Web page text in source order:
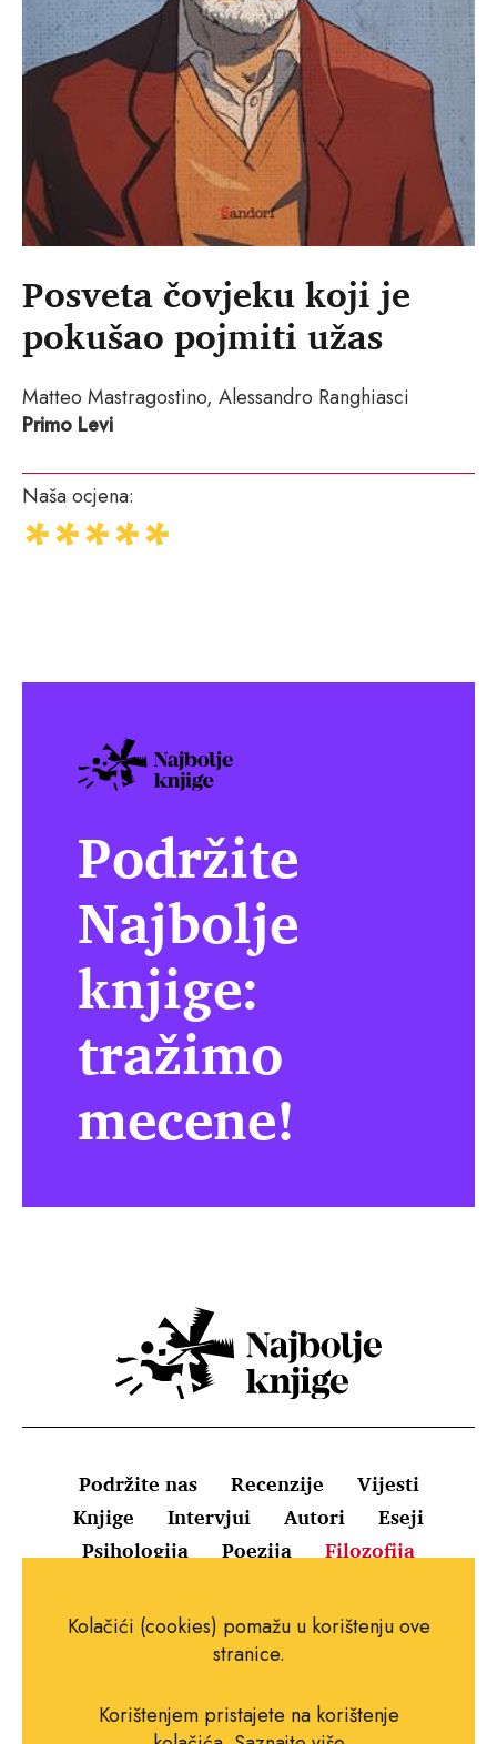
Posveta čovjeku koji je
pokušao pojmiti užas
Matteo Mastragostino, Alessandro Ranghiasci
Primo Levi
Naša ocjena:
Podržite
Najbolje
knjige:
tražimo
mecene!
Podržite nas Recenzije
Vijesti
Knjige
Intervjui Autori
Eseji
Psihologija
Poezija Filozofija
Uvjeti korištenja
Pravila o kolačićima
Impressum
Kolačići (cookies) pomažu u korištenju ove
stranice.
Korištenjem pristajete na korištenje